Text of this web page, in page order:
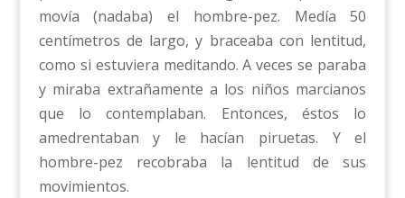
movía (nadaba) el hombre-pez. Medía 50
centímetros de largo, y braceaba con lentitud,
como si estuviera meditando. A veces se paraba
y miraba extrañamente a los niños marcianos
que lo contemplaban. Entonces, éstos lo
amedrentaban y le hacían piruetas. Y el
hombre-pez recobraba la lentitud de sus
movimientos.